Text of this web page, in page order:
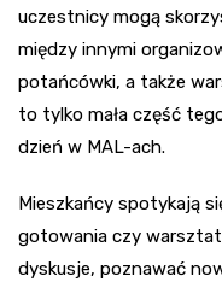
uczestnicy mogą
między innymi
potańcówki, a także
to tylko mała część
dzień w MAL-ach.
Mieszkańcy spotykają
gotowania czy
dyskusje, poznawać